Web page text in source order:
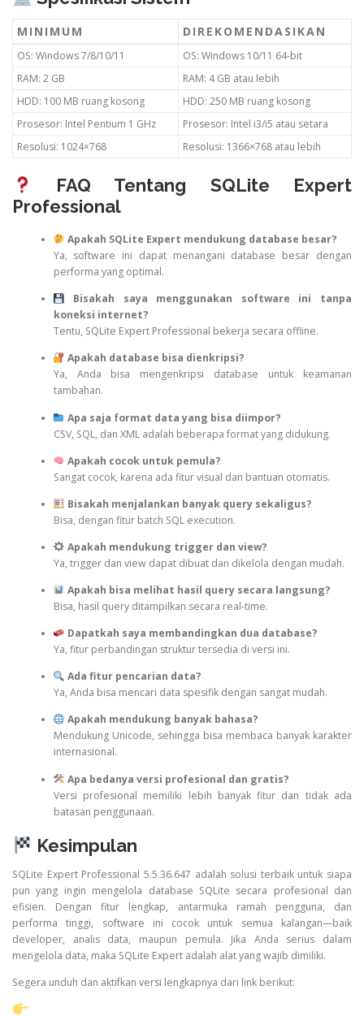
MINIMUM DIREKOMENDASIKAN
OS: Windows 7/8/10/11
OS: Windows 10/11 64-bit
RAM: 2 GB
RAM: 4 GB atau lebih
HDD: 100 MB ruang kosong
HDD: 250 MB ruang kosong
Prosesor: Intel Pentium 1 GHz
Prosesor: Intel i3/i5 atau setara
Resolusi: 1024×768
Resolusi: 1366×768 atau lebih
FAQ Tentang SQLite Expert
Professional
Apakah SQLite Expert mendukung database besar?
Ya, software ini dapat menangani database besar dengan
performa yang optimal.
Bisakah saya menggunakan software ini tanpa
koneksi internet?
Tentu, SQLite Expert Professional bekerja secara offline.
Apakah database bisa dienkripsi?
Ya, Anda bisa mengenkripsi database untuk keamanan
tambahan.
Apa saja format data yang bisa diimpor?
CSV, SQL, dan XML adalah beberapa format yang didukung.
Apakah cocok untuk pemula?
Sangat cocok, karena ada fitur visual dan bantuan otomatis.
Bisakah menjalankan banyak query sekaligus?
Bisa, dengan fitur batch SQL execution.
Apakah mendukung trigger dan view?
Ya, trigger dan view dapat dibuat dan dikelola dengan mudah.
Apakah bisa melihat hasil query secara langsung?
Bisa, hasil query ditampilkan secara real-time.
Dapatkah saya membandingkan dua database?
Ya, fitur perbandingan struktur tersedia di versi ini.
Ada fitur pencarian data?
Ya, Anda bisa mencari data spesifik dengan sangat mudah.
Apakah mendukung banyak bahasa?
Mendukung Unicode, sehingga bisa membaca banyak karakter
internasional.
Apa bedanya versi profesional dan gratis?
Versi profesional memiliki lebih banyak fitur dan tidak ada
batasan penggunaan.
Kesimpulan
SQLite Expert Professional 5.5.36.647 adalah solusi terbaik untuk siapa
pun yang ingin mengelola database SQLite secara profesional dan
efisien. Dengan fitur lengkap, antarmuka ramah pengguna, dan
performa tinggi, software ini cocok untuk semua kalangan—baik
developer, analis data, maupun pemula. Jika Anda serius dalam
mengelola data, maka SQLite Expert adalah alat yang wajib dimiliki.
Segera unduh dan aktifkan versi lengkapnya dari link berikut: